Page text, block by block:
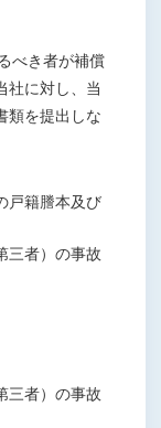
べき者が補償
社に対し、当
類を提出しな
戸籍謄本及び
三者）の事故
三者）の事故